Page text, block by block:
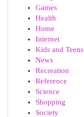
Games
Health
Home
Internet
Kids and Teens
News
Recreation
Reference
Science
Shopping
Society